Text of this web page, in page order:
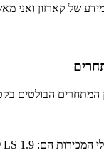
של קארזון ואני